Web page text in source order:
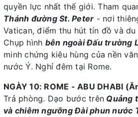
quyền lực nhất thế giới. Tham
Thánh đường St. Peter - nơi
Vatican, điểm thu hút tín đồ và
Chụp hình bên ngoài Đấu trường
minh chứng kiêu hùng của nền
nước Ý. Nghỉ đêm tại Rome.
NGÀY 10: ROME - ABU DHABI
Trả phòng. Dạo bước trên Quảng
và chiêm ngưỡng Đài phun nước